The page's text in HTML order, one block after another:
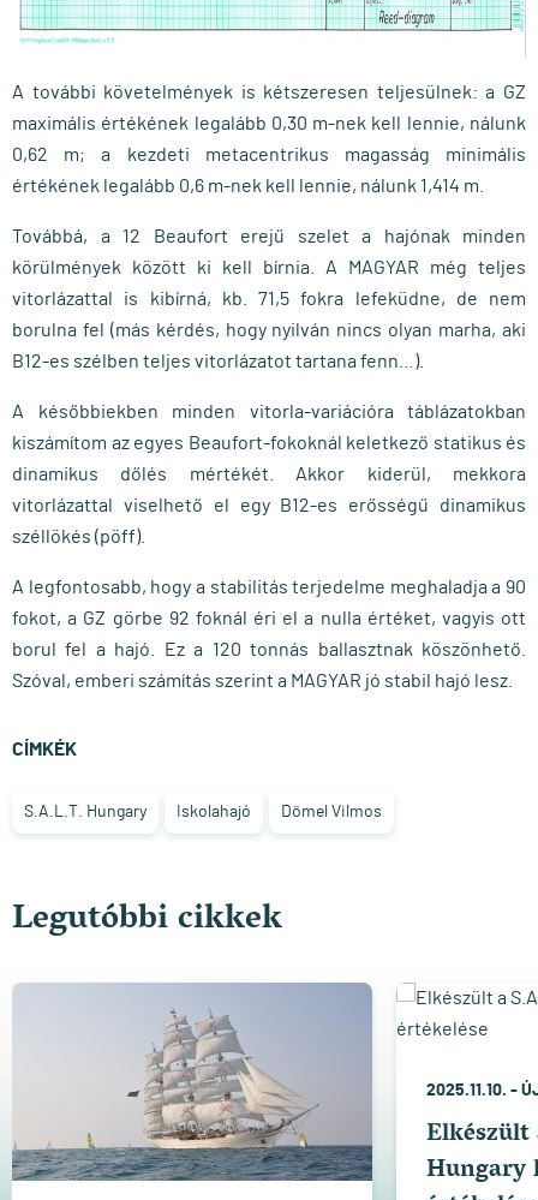
A további követelmények is kétszeresen teljesülnek: a GZ
maximális értékének legalább 0,30 m-nek kell lennie, nálunk
0,62 m; a kezdeti metacentrikus magasság minimális
értékének legalább 0,6 m-nek kell lennie, nálunk 1,414 m.
Továbbá, a 12 Beaufort erejű szelet a hajónak minden
körülmények között ki kell bí­rnia. A MAGYAR még teljes
vitorlázattal is kibírná, kb. 71,5 fokra lefeküdne, de nem
borulna fel (más kérdés, hogy nyilván nincs olyan marha, aki
B12-es szélben teljes vitorlázatot tartana fenn…).
A későbbiekben minden vitorla-variációra táblázatokban
kiszámí­tom az egyes Beaufort-fokoknál keletkező statikus és
dinamikus dőlés mértékét. Akkor kiderül, mekkora
vitorlázattal viselhető el egy B12-es erősségű dinamikus
széllökés (pöff).
A legfontosabb, hogy a stabilitás terjedelme meghaladja a 90
fokot, a GZ görbe 92 foknál éri el a nulla értéket, vagyis ott
borul fel a hajó. Ez a 120 tonnás ballasztnak köszönhető.
Szóval, emberi számí­tás szerint a MAGYAR jó stabil hajó lesz.
CÍMKÉK
S.A.L.T. Hungary Iskolahajó Dömel Vilmos
Legutóbbi cikkek
2025.11.10. -
Elkészült
Hungary